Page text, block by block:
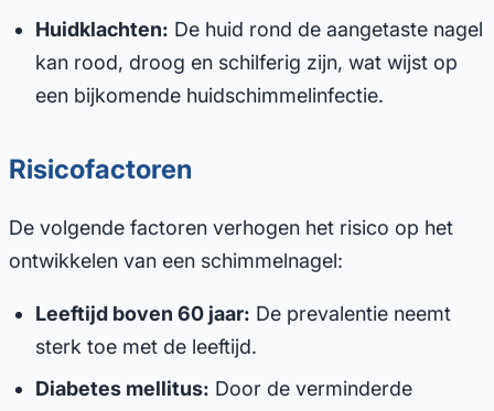
Huidklachten: De huid rond de aangetaste nagel
kan rood, droog en schilferig zijn, wat wijst op
een bijkomende huidschimmelinfectie.
Risicofactoren
De volgende factoren verhogen het risico op het
ontwikkelen van een schimmelnagel:
Leeftijd boven 60 jaar: De prevalentie neemt
sterk toe met de leeftijd.
Diabetes mellitus: Door de verminderde